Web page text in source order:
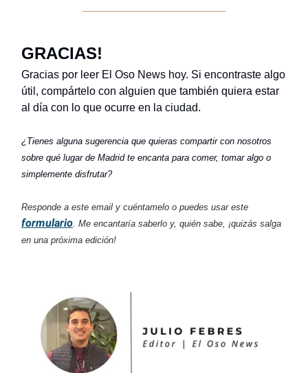
GRACIAS!
Gracias por leer El Oso News hoy. Si encontraste algo
útil, compártelo con alguien que también quiera estar
al día con lo que ocurre en la ciudad.
¿Tienes alguna sugerencia que quieras compartir con nosotros
sobre qué lugar de Madrid te encanta para comer, tomar algo o
simplemente disfrutar?
Responde a este email y cuéntamelo o puedes usar este
formulario . Me encantaría saberlo y, quién sabe, ¡quizás salga
en una próxima edición!